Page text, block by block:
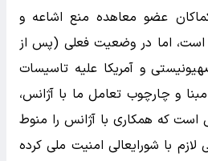
کماکان عضو معاهده منع اشاعه و
است، اما در وضعیت فعلی (پس از
و آمریکا علیه تاسیسات
و چارچوب تعامل ما با آژانس،
که همکاری با آژانس را منوط
با شورایعالی امنیت ملی کرده